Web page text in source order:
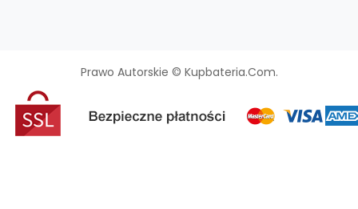
Prawo Autorskie © Kupbateria.com.